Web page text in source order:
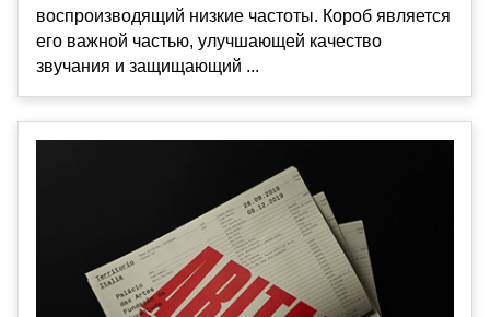
воспроизводящий низкие частоты. Короб является
его важной частью, улучшающей качество
звучания и защищающий ...